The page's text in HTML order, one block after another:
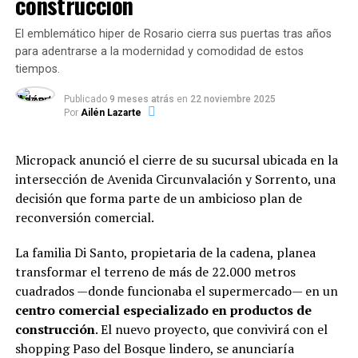
que la presencia de incluso una pequeña cantidad de
hierro podría dominar las observaciones UV.Sin
embargo, mientras observaba a Psyche, el asteroide
parecía cada vez más reflectante en longitudes de onda
ultravioleta más profundas. “Es algo que debemos
estudiar más a fondo. Esto podría ser indicativo de que
Este tipo de brillo ultravioleta se atribuye a menudo a la
meteorización espacial”, concluyó la científica.
TEMAS RELACIONADOS:
SIGUENTE
Miley Cyrus: «Un OVNI me persiguió, vi a un ser e
hicimos contacto visual»
ANTERIOR
Investigadores descubrieron un nuevo órgano en la
agotadas, fanzines, cómics, vinilos y objetos culturales.
Un verdadero mercado creativo para explorar sin apuro.
Además, durante toda la noche habrá beneficios con
tarjetas Visa y Mastercard: el Nuevo Banco de Santa Fe
ofrecerá 20% de descuento y 3 cuotas sin interés,
cuotas.
Una ciudad llena de propuestas
Craz Libros (19 hs)
Galuppo, junto a Iván Moiseeff y Alina Calzadilla. Habrá
música en vivo, experiencia sonora y tatuajes
temporales de Jazmín Varela.
El Cuco no Existe (18 hs)
Charla y firma deGuardianes de Rosariocon su autora,
El emblemático hiper de Rosario cierra sus puertas tras años
para adentrarse a la modernidad y comodidad de estos
tiempos.
Publicado 9 meses atrás en 22 noviembre 2025
Por Ailén Lazarte
Micropack anunció el cierre de su sucursal ubicada en la
intersección de Avenida Circunvalación y Sorrento, una
decisión que forma parte de un ambicioso plan de
reconversión comercial.
La familia Di Santo, propietaria de la cadena, planea
transformar el terreno de más de 22.000 metros
cuadrados —donde funcionaba el supermercado— en un
centro comercial especializado en productos de
construcción. El nuevo proyecto, que convivirá con el
shopping Paso del Bosque lindero, se anunciaría